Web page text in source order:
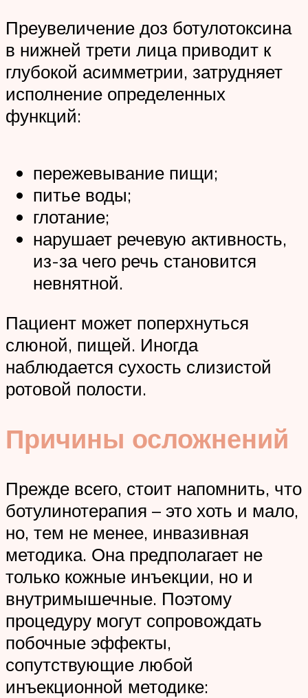
Преувеличение доз ботулотоксина
в нижней трети лица приводит к
глубокой асимметрии, затрудняет
исполнение определенных
функций:
пережевывание пищи;
питье воды;
глотание;
нарушает речевую активность,
из-за чего речь становится
невнятной.
Пациент может поперхнуться
слюной, пищей. Иногда
наблюдается сухость слизистой
ротовой полости.
Причины осложнений
Прежде всего, стоит напомнить, что
ботулинотерапия – это хоть и мало,
но, тем не менее, инвазивная
методика. Она предполагает не
только кожные инъекции, но и
внутримышечные. Поэтому
процедуру могут сопровождать
побочные эффекты,
сопутствующие любой
инъекционной методике: